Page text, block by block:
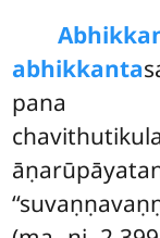
abhikkanta
pana